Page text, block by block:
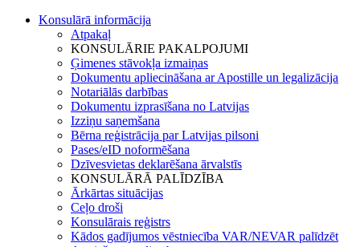
Konsulārā informācija
Atpakaļ
KONSULĀRIE PAKALPOJUMI
Ģimenes stāvokļa izmaiņas
Dokumentu apliecināšana ar Apostille un legalizācija
Notariālās darbības
Dokumentu izprasīšana no Latvijas
Izziņu saņemšana
Bērna reģistrācija par Latvijas pilsoni
Pases/eID noformēšana
Dzīvesvietas deklarēšana ārvalstīs
KONSULĀRĀ PALĪDZĪBA
Ārkārtas situācijas
Ceļo droši
Konsulārais reģistrs
Kādos gadījumos vēstniecība VAR/NEVAR palīdzēt